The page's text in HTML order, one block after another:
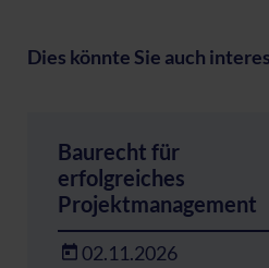
Dies könnte Sie auch
Baurecht für
erfolgreiches
Projektmanagement
02.11.2026